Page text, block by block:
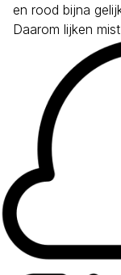
en rood bijna
Daarom lijken